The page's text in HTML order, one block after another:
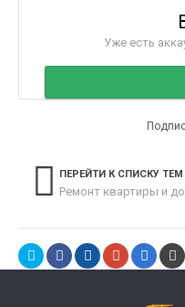
Уже есть
ПЕРЕЙТИ К СПИСКУ ТЕМ
Ремонт квартиры и